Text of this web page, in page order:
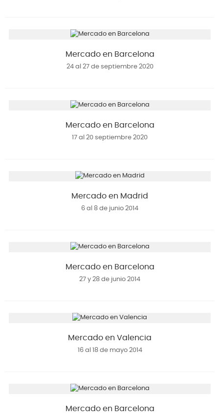
Mercado en Barcelona
24 al 27 de septiembre 2020
Mercado en Barcelona
17 al 20 septiembre 2020
Mercado en Madrid
6 al 8 de junio 2014
Mercado en Barcelona
27 y 28 de junio 2014
Mercado en Valencia
16 al 18 de mayo 2014
Mercado en Barcelona